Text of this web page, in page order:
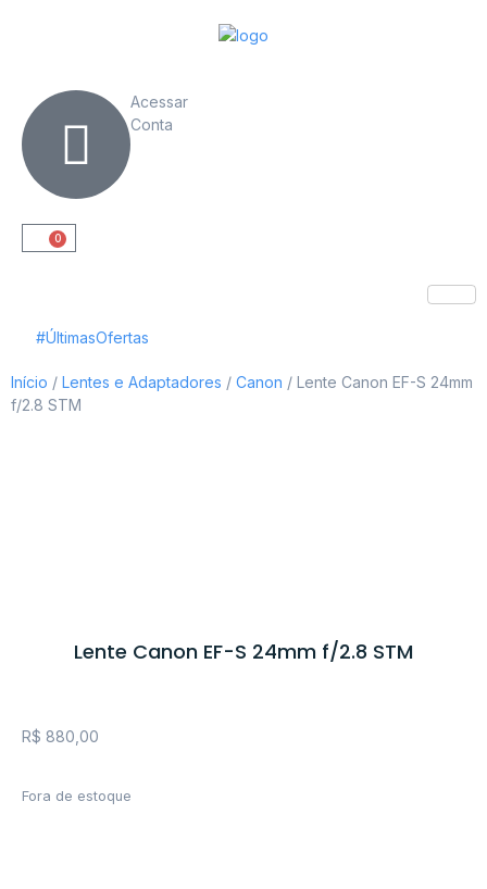
Acessar
Conta
0
#ÚltimasOfertas
Início / Lentes e Adaptadores / Canon / Lente Canon EF-S 24mm
f/2.8 STM
Lente Canon EF-S 24mm f/2.8 STM
R$ 880,00
Fora de estoque